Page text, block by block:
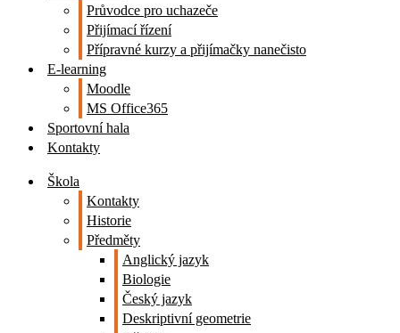
Průvodce pro uchazeče
Přijímací řízení
Přípravné kurzy a přijímačky nanečisto
E-learning
Moodle
MS Office365
Sportovní hala
Kontakty
Škola
Kontakty
Historie
Předměty
Anglický jazyk
Biologie
Český jazyk
Deskriptivní geometrie